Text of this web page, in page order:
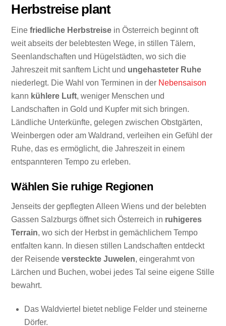
Herbstreise plant
Einefriedliche Herbstreise in Österreich beginnt oft
weit abseits der belebtesten Wege, in stillen Tälern,
Seenlandschaften und Hügelstädten, wo sich die
Jahreszeit mit sanftem Licht und ungehasteter Ruhe
niederlegt. Die Wahl von Terminen in der Nebensaison
kann kühlere Luft, weniger Menschen und
Landschaften in Gold und Kupfer mit sich bringen.
Ländliche Unterkünfte, gelegen zwischen Obstgärten,
Weinbergen oder am Waldrand, verleihen ein Gefühl der
Ruhe, das es ermöglicht, die Jahreszeit in einem
entspannteren Tempo zu erleben.
Wählen Sie ruhige Regionen
Jenseits der gepflegten Alleen Wiens und der belebten
Gassen Salzburgs öffnet sich Österreich in ruhigeres
Terrain, wo sich der Herbst in gemächlichem Tempo
entfalten kann. In diesen stillen Landschaften entdeckt
der Reisendeversteckte Juwelen, eingerahmt von
Lärchen und Buchen, wobei jedes Tal seine eigene Stille
bewahrt.
Das Waldviertel bietet neblige Felder und steinerne
Dörfer.